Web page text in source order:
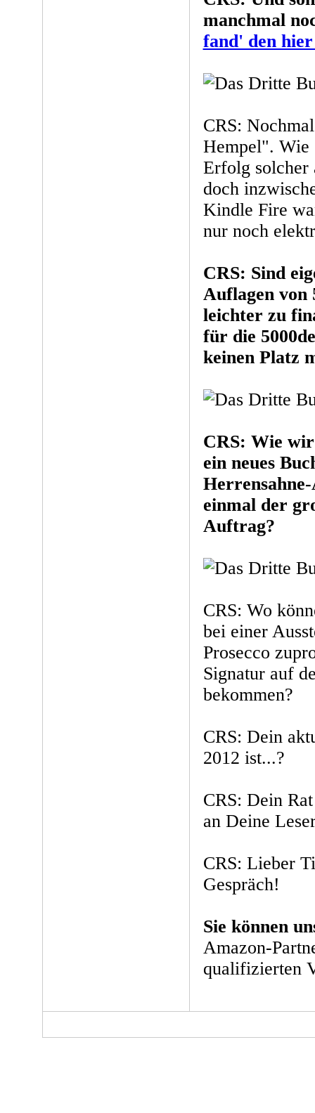
manchmal
fand' den
CRS:
Hempel". Wie
Erfolg solcher
doch
Kindle Fire
nur noch
CRS: Sind
Auflagen von
leichter zu
für die
keinen Platz
CRS: Wie
ein neues
einmal der
Auftrag?
CRS: Wo
bei einer
Prosecco
Signatur auf
bekommen?
CRS: Dein
2012 ist...?
CRS: Dein
an Deine
CRS: Lieber
Gespräch!
Sie können
Amazon-
qualifizierten